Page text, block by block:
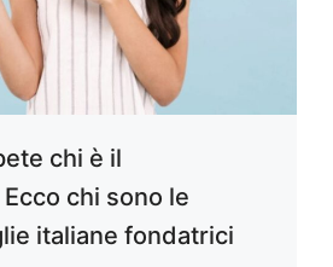
chi è il
chi sono le
italiane fondatrici